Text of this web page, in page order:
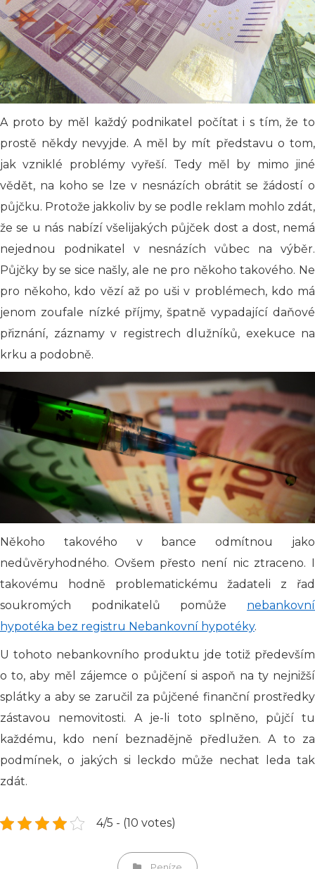
A proto by měl každý podnikatel počítat i s tím, že to
prostě někdy nevyjde. A měl by mít představu o tom,
jak vzniklé problémy vyřeší. Tedy měl by mimo jiné
vědět, na koho se lze v nesnázích obrátit se žádostí o
půjčku. Protože jakkoliv by se podle reklam mohlo zdát,
že se u nás nabízí všelijakých půjček dost a dost, nemá
nejednou podnikatel v nesnázích vůbec na výběr.
Půjčky by se sice našly, ale ne pro někoho takového. Ne
pro někoho, kdo vězí až po uši v problémech, kdo má
jenom zoufale nízké příjmy, špatně vypadající daňové
přiznání, záznamy v registrech dlužníků, exekuce na
krku a podobně.
Někoho takového v bance odmítnou jako
nedůvěryhodného. Ovšem přesto není nic ztraceno. I
takovému hodně problematickému žadateli z řad
soukromých podnikatelů pomůže nebankovní
hypotéka bez registru Nebankovní hypotéky.
U tohoto nebankovního produktu jde totiž především
o to, aby měl zájemce o půjčení si aspoň na ty nejnižší
splátky a aby se zaručil za půjčené finanční prostředky
zástavou nemovitosti. A je-li toto splněno, půjčí tu
každému, kdo není beznadějně předlužen. A to za
podmínek, o jakých si leckdo může nechat leda tak
zdát.
4/5 - (10 votes)
Categories